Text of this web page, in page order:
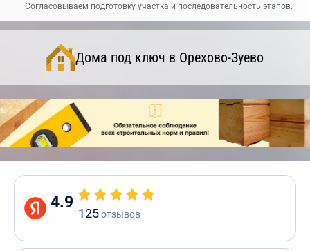
Согласовываем подготовку участка и последовательность этапов.
Дома под ключ в Орехово-Зуево
4.9
125отзывов